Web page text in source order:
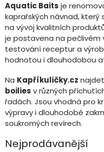
Aquatic Baits je
kaprařských návnad, který
na vývoj kvalitních
je postavena na pečlivém
testování receptur a
hodnotou i dlouhodobou
Na Kapříkuličky.cz
boilies v různých
řadách. Jsou vhodná pro
výpravy i dlouhodobé
soukromých revírech.
Nejprodávanější